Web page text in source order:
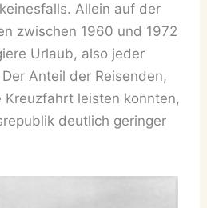
Allein auf der
zwischen 1960 und 1972
Urlaub, also jeder
Anteil der Reisenden,
Kreuzfahrt leisten konnten,
deutlich geringer